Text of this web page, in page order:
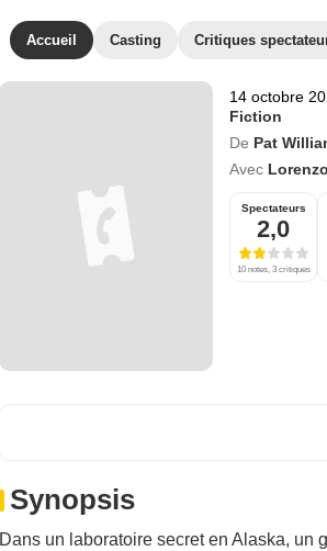
Accueil Casting Critiques
14 octobre
Fiction
De Pat
Avec
Spectateurs
2,0
10 notes, 3 critiques
Synopsis
Dans un laboratoire secret en Alaska, un